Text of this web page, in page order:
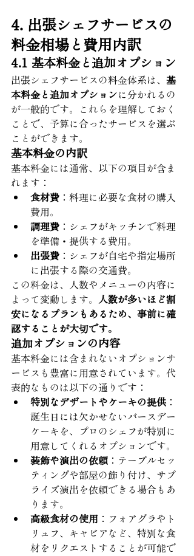
4. 出張シェフサービスの
料金相場と費用内訳
4.1 基本料金と追加オプション
出張シェフサービスの料金体系は、 基
本料金と追加オプションに分かれるの
が一般的です。これらを理解しておく
ことで、予算に合ったサービスを選ぶ
ことができます。
基本料金の内訳
基本料金には通常、以下の項目が含ま
れます：
食材費 ：料理に必要な食材の購入
費用。
調理費 ：シェフがキッチンで料理
を準備・提供する費用。
出張費 ：シェフが自宅や指定場所
に出張する際の交通費。
この料金は、人数やメニューの内容に
よって変動します。 人数が多いほど割
安になるプランもあるため、事前に確
認することが大切です。
追加オプションの内容
基本料金には含まれないオプションサ
ービスも豊富に用意されています。代
表的なものは以下の通りです：
特別なデザートやケーキの提供 ：
誕生日には欠かせないバースデー
ケーキを、プロのシェフが特別に
用意してくれるオプションです。
装飾や演出の依頼 ：テーブルセッ
ティングや部屋の飾り付け、サプ
ライズ演出を依頼できる場合もあ
ります。
高級食材の使用 ：フォアグラやト
リュフ、キャビアなど、特別な食
材をリクエストすることが可能で